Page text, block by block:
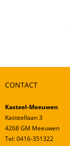
CONTACT
Kasteel-Meeuwen
Kasteellaan 3
4268 GM Meeuwen
Tel: 0416-351322